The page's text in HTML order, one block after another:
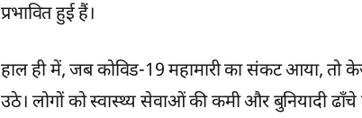
प्रभावित हुई हैं।
हाल ही में, जब कोविड-19 महामारी का संकट आया, तो
उठे। लोगों को स्वास्थ्य सेवाओं की कमी और बुनियादी